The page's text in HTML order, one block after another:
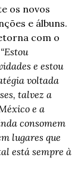
os novos
e álbuns.
com o
“Estou
e estou
voltada
talvez a
e a
consomem
lugares que
está sempre à